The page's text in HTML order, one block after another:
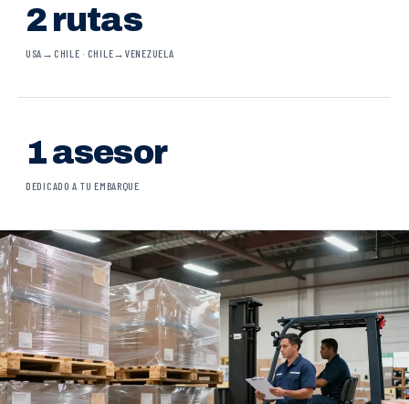
2 rutas
USA→CHILE · CHILE→VENEZUELA
1 asesor
DEDICADO A TU EMBARQUE